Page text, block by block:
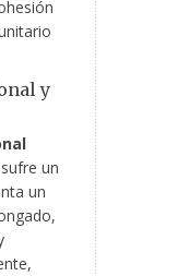
y
un
un